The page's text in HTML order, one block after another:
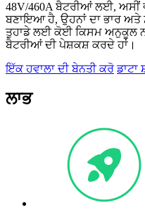
48V/460A ਬੈਟਰੀਆਂ ਲਈ, ਅਸੀਂ
ਬਣਾਇਆ ਹੈ, ਉਹਨਾਂ ਦਾ ਭਾਰ ਅਤੇ
ਤੁਹਾਡੇ ਲਈ ਕੋਈ ਕਿਸਮ ਅਨੁਕੂਲ
ਬੈਟਰੀਆਂ ਦੀ ਪੇਸ਼ਕਸ਼ ਕਰਦੇ ਹਾਂ।
ਇੱਕ ਹਵਾਲਾ ਦੀ ਬੇਨਤੀ ਕਰੋ ਡਾਟਾ
ਲਾਭ